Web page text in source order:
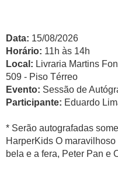
Data: 15/08/2026
Horário: 11h às 14h
Local: Livraria Martins
509 - Piso Térreo
Evento: Sessão de
Participante: Eduardo
* Serão autografadas
HarperKids O
bela e a fera, Peter Pan e